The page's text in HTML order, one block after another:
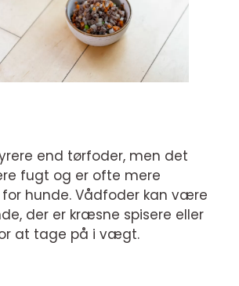
end tørfoder, men det
fugt og er ofte mere
hunde. Vådfoder kan være
der er kræsne spisere eller
at tage på i vægt.